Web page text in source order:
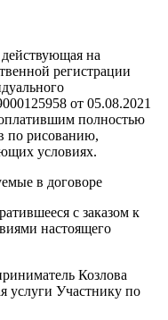
на
регистрации
от 05.08.2021
полностью
по рисованию,
условиях.
в договоре
с заказом к
настоящего
Козлова
услуги Участнику по